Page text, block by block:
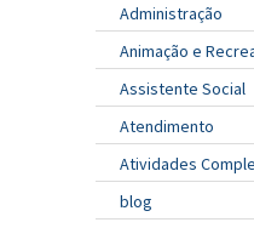
Administração
Animação e
Assistente Social
Atendimento
Atividades
blog